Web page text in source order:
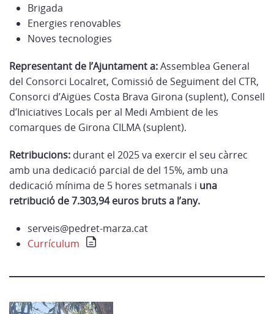
Brigada
Energies renovables
Noves tecnologies
Representant de l’Ajuntament a:Assemblea General
del Consorci Localret, Comissió de Seguiment del CTR,
Consorci d’Aigües Costa Brava Girona (suplent), Consell
d’Iniciatives Locals per al Medi Ambient de les
comarques de Girona CILMA (suplent).
Retribucions: durant el 2025 va exercir el seu càrrec
amb una dedicació parcial de del 15%, amb una
dedicació mínima de 5 hores setmanals i una
retribució de 7.303,94 euros bruts a l’any.
serveis@pedret-marza.cat
Currículum